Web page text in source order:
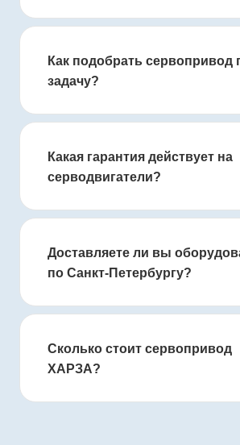
Как подобрать сервопривод
задачу?
Какая гарантия действует на
серводвигатели?
Доставляете ли вы
по Санкт-Петербургу?
Сколько стоит сервопривод
ХАРЗА?